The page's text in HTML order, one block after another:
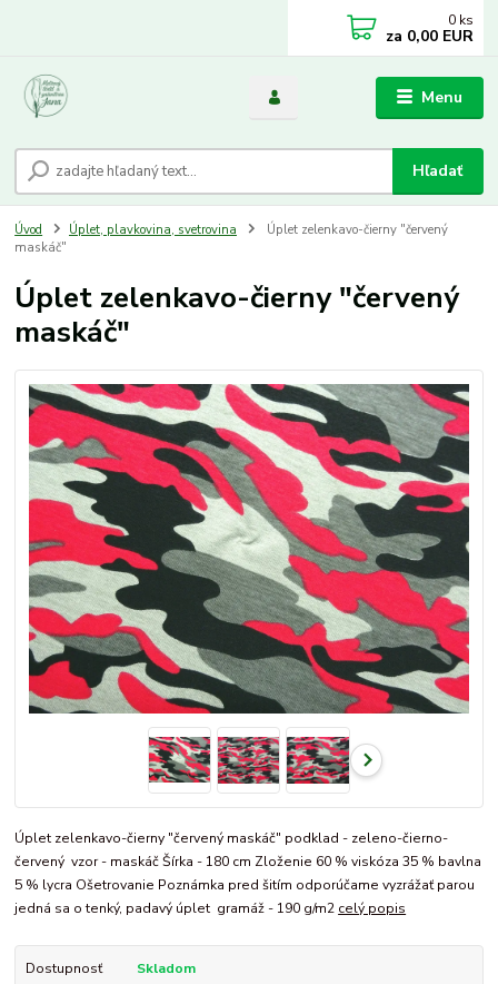
Menu
Hľadať
0 ks
za 0,00 EUR
Úvod Úplet, plavkovina, svetrovina
Úplet zelenkavo-čierny "červený
maskáč"
Úplet zelenkavo-čierny "červený
maskáč"
Úplet zelenkavo-čierny "červený maskáč" podklad - zeleno-čierno-
červený vzor - maskáč Šírka - 180 cm Zloženie 60 % viskóza 35 % bavlna
5 % lycra Ošetrovanie Poznámka pred šitím odporúčame vyzrážať parou
jedná sa o tenký, padavý úplet gramáž - 190 g/m2 celý popis
Dostupnosť Skladom